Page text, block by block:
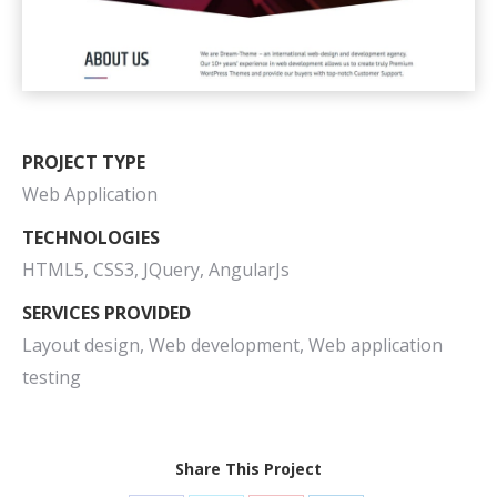
PROJECT TYPE
Web Application
TECHNOLOGIES
HTML5, CSS3, JQuery, AngularJs
SERVICES PROVIDED
Layout design, Web development, Web application
testing
Share This Project